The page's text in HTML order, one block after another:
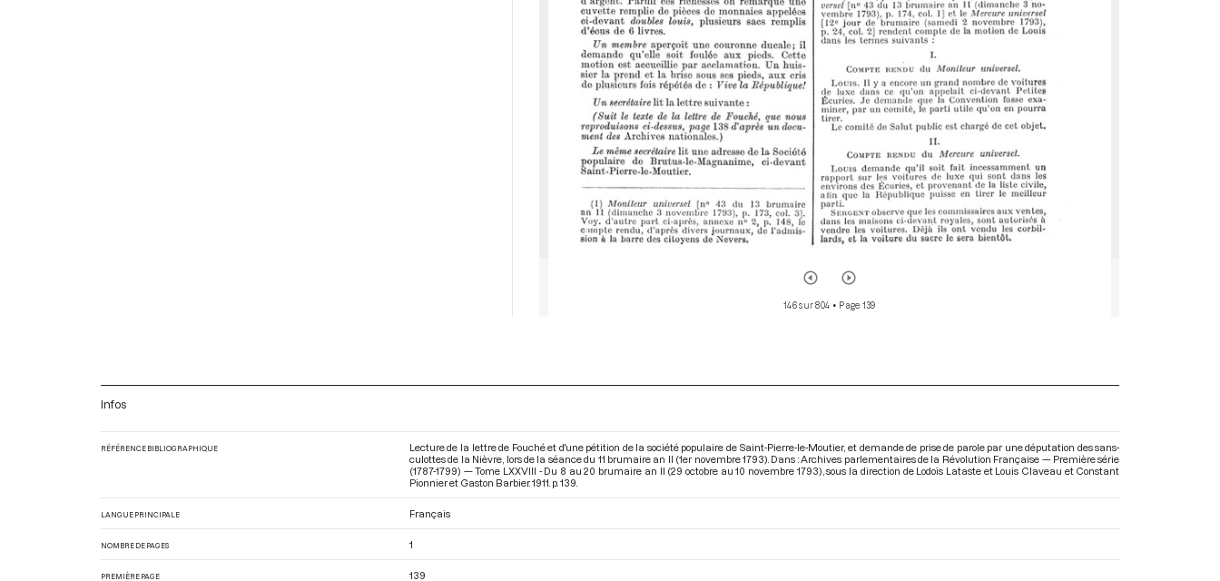
146 sur 804 • Page 139
Infos
RÉFÉRENCE BIBLIOGRAPHIQUE
Lecture de la lettre de Fouché et d'une pétition de la société populaire de Saint-Pierre-le-Moutier, et demande de prise de parole par une députation des sans-
culottes de la Nièvre, lors de la séance du 11 brumaire an II (1er novembre 1793). Dans : Archives parlementaires de la Révolution Française — Première série
(1787-1799) — Tome LXXVIII - Du 8 au 20 brumaire an II (29 octobre au 10 novembre 1793) , sous la direction de Lodoïs Lataste et Louis Claveau et Constant
Pionnier et Gaston Barbier. 1911. p. 139.
LANGUE PRINCIPALE Français
NOMBRE DE PAGES 1
PREMIÈRE PAGE 139